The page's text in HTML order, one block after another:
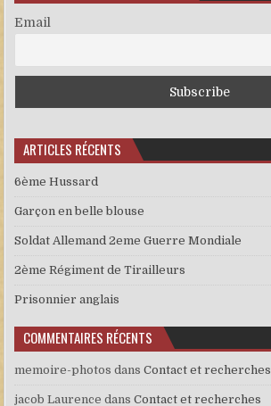
Email
ARTICLES RÉCENTS
6ème Hussard
Garçon en belle blouse
Soldat Allemand 2eme Guerre Mondiale
2ème Régiment de Tirailleurs
Prisonnier anglais
COMMENTAIRES RÉCENTS
memoire-photos dansContact et recherches
jacob Laurence dansContact et recherches